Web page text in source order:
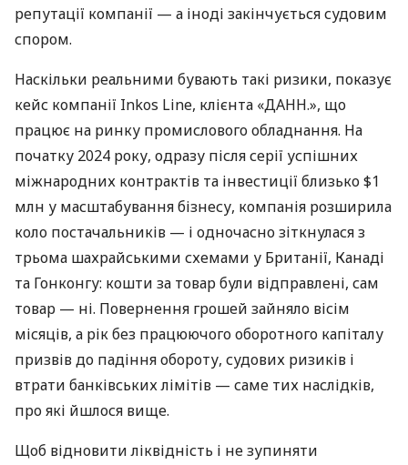
репутації компанії — а іноді закінчується судовим
спором.
Наскільки реальними бувають такі ризики, показує
кейс компанії Inkos Line, клієнта «ДАНН.», що
працює на ринку промислового обладнання. На
початку 2024 року, одразу після серії успішних
міжнародних контрактів та інвестиції близько $1
млн у масштабування бізнесу, компанія розширила
коло постачальників — і одночасно зіткнулася з
трьома шахрайськими схемами у Британії, Канаді
та Гонконгу: кошти за товар були відправлені, сам
товар — ні. Повернення грошей зайняло вісім
місяців, а рік без працюючого оборотного капіталу
призвів до падіння обороту, судових ризиків і
втрати банківських лімітів — саме тих наслідків,
про які йшлося вище.
Щоб відновити ліквідність і не зупиняти